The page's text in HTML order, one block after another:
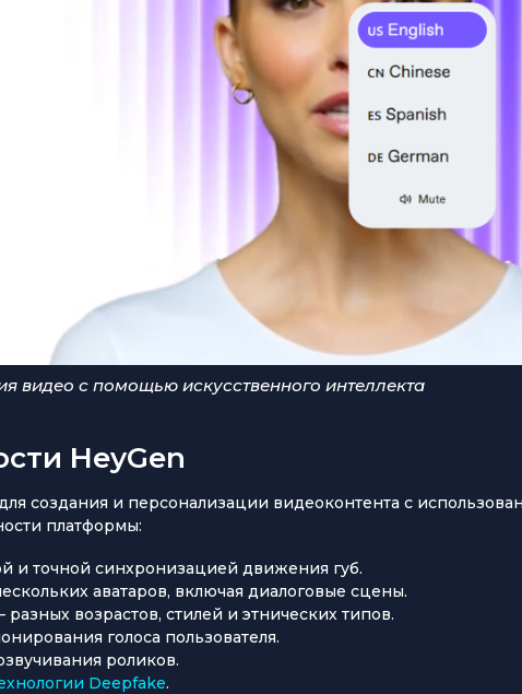
видео с помощью искусственного интеллекта
HeyGen
создания и персонализации видеоконтента с
платформы:
и точной синхронизацией движения губ.
аватаров, включая диалоговые сцены.
возрастов, стилей и этнических типов.
голоса пользователя.
роликов.
Deepfake.